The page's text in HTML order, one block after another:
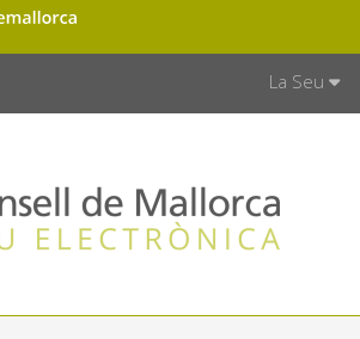
de
La Seu